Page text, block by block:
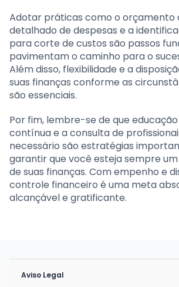
Adotar práticas como o orçamento
detalhado de despesas e a
para corte de custos são passos
pavimentam o caminho para o
Além disso, flexibilidade e a
suas finanças conforme as
são essenciais.
Por fim, lembre-se de que
contínua e a consulta de
necessário são estratégias
garantir que você esteja sempre
de suas finanças. Com empenho e
controle financeiro é uma meta
alcançável e gratificante.
Aviso Legal